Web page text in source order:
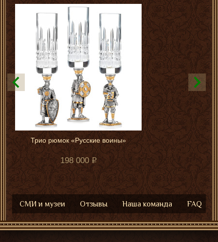
Трио рюмок «Русские воины»
198 000
СМИ и музеи Отзывы Наша команда FAQ